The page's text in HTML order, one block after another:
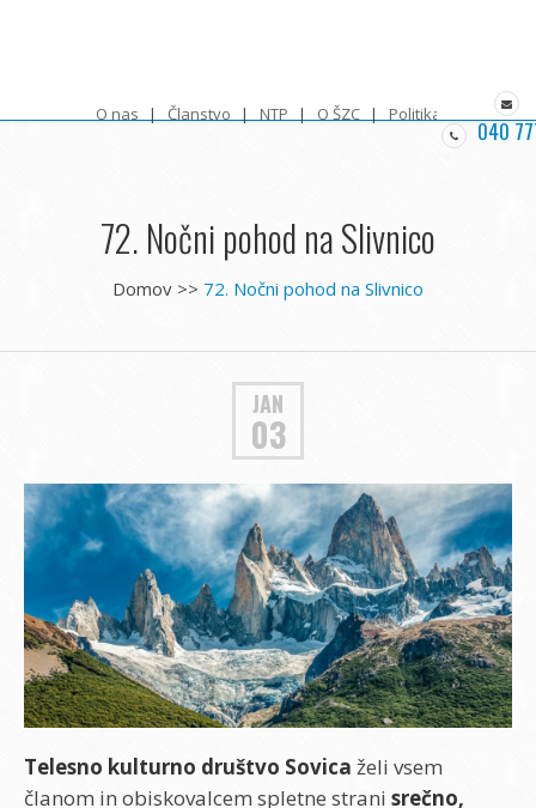
O nas Članstvo NTP O ŠZC Politika zasebnosti
040
72. Nočni pohod na Slivnico
Domov >> 72. Nočni pohod na Slivnico
JAN
03
Telesno kulturno društvo Sovica želi vsem
članom in obiskovalcem spletne strani srečno,